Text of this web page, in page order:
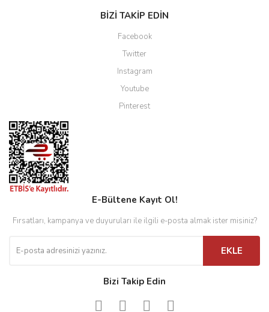
BİZİ TAKİP EDİN
Facebook
Twitter
Instagram
Youtube
Pinterest
E-Bültene Kayıt Ol!
Fırsatları, kampanya ve duyuruları ile ilgili e-posta almak ister misiniz?
EKLE
Bizi Takip Edin